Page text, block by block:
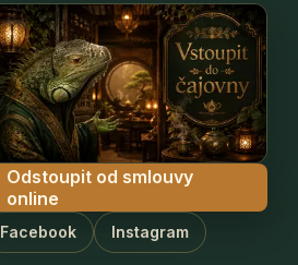
Odstoupit od smlouvy
online
Facebook Instagram